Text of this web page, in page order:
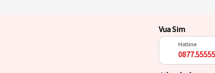
Vua Sim
Hotline